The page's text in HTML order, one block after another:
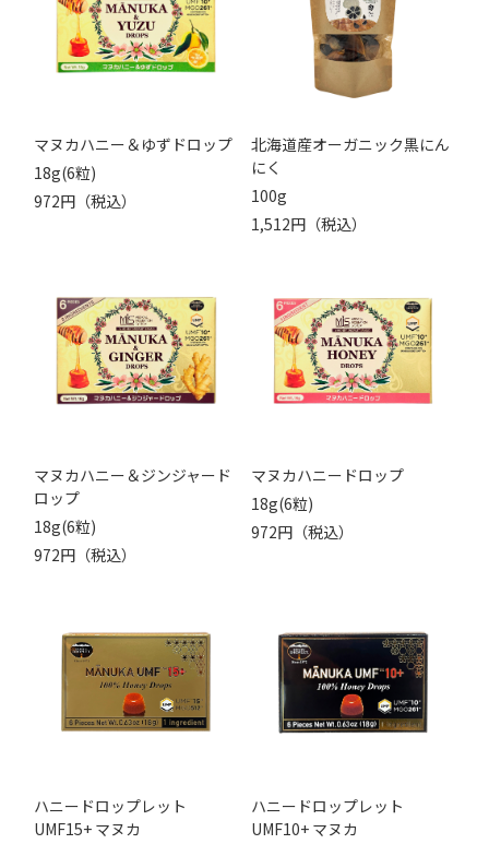
マヌカハニー＆ゆずドロップ
18g(6粒)
972円（税込）
北海道産オーガニック黒にん
にく
100g
1,512円（税込）
マヌカハニー＆ジンジャード
ロップ
18g(6粒)
972円（税込）
マヌカハニードロップ
18g(6粒)
972円（税込）
ハニードロップレット
UMF15+ マヌカ
ハニードロップレット
UMF10+ マヌカ